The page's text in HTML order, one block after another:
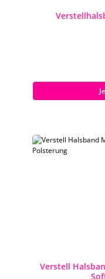
Verstell